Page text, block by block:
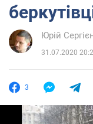
Юрій
31.07.2020
3